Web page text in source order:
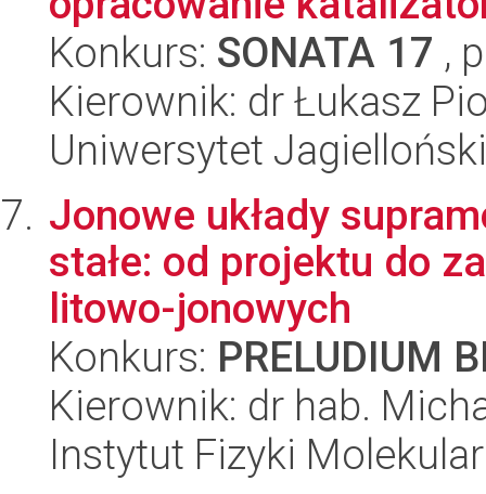
Konkurs: SONATA 17 ,
Kierownik: dr Łukasz
Uniwersytet
Jonowe układy
stałe: od projektu do
litowo-jonowych
Konkurs: PRELUDIUM
Kierownik: dr hab.
Instytut Fizyki